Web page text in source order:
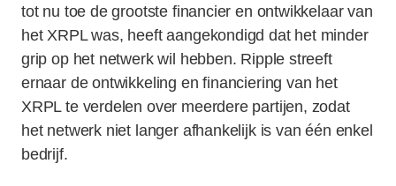
tot nu toe de grootste financier en ontwikkelaar van
het XRPL was, heeft aangekondigd dat het minder
grip op het netwerk wil hebben. Ripple streeft
ernaar de ontwikkeling en financiering van het
XRPL te verdelen over meerdere partijen, zodat
het netwerk niet langer afhankelijk is van één enkel
bedrijf.